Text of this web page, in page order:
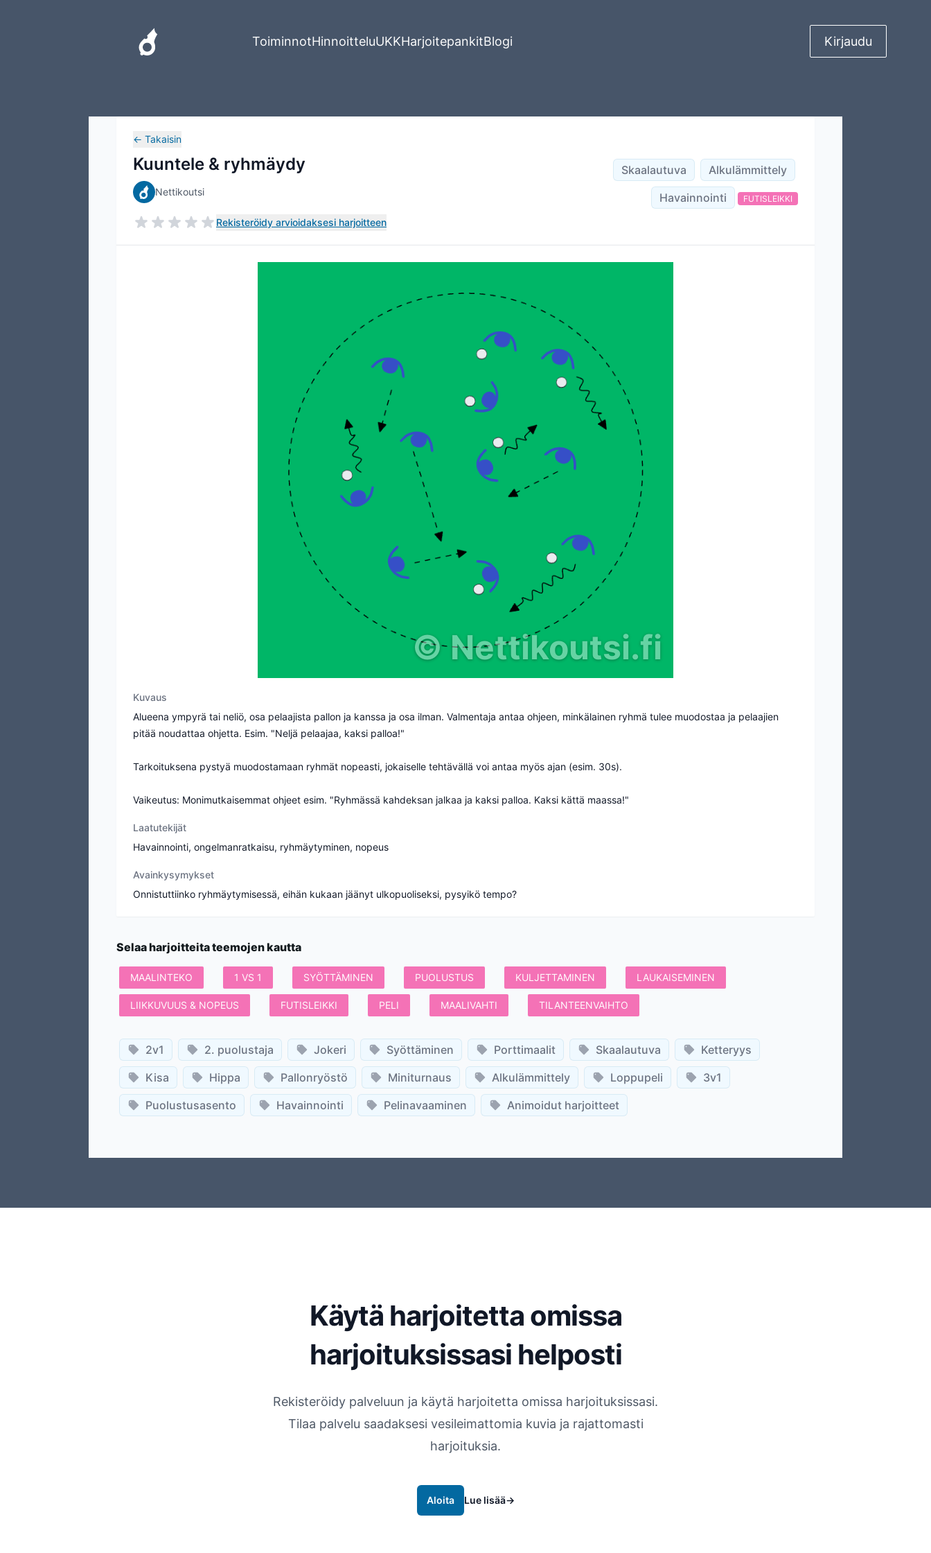
ToiminnotHinnoitteluUKKHarjoitepankitBlogi Kirjaudu
← Takaisin
Kuuntele & ryhmäydy
Nettikoutsi
Rekisteröidy arvioidaksesi harjoitteen
Skaalautuva
Alkulämmittely
Havainnointi
FUTISLEIKKI
©Nettikoutsi.fi
Kuvaus
Alueena ympyrä tai neliö, osa pelaajista pallon ja kanssa ja osa ilman. Valmentaja antaa ohjeen, minkälainen ryhmä tulee muodostaa ja pelaajien
pitää noudattaa ohjetta. Esim. "Neljä pelaajaa, kaksi palloa!"
Tarkoituksena pystyä muodostamaan ryhmät nopeasti, jokaiselle tehtävällä voi antaa myös ajan (esim. 30s).
Vaikeutus: Monimutkaisemmat ohjeet esim. "Ryhmässä kahdeksan jalkaa ja kaksi palloa. Kaksi kättä maassa!"
Laatutekijät
Havainnointi, ongelmanratkaisu, ryhmäytyminen, nopeus
Avainkysymykset
Onnistuttiinko ryhmäytymisessä, eihän kukaan jäänyt ulkopuoliseksi, pysyikö tempo?
Selaa harjoitteita teemojen kautta
MAALINTEKO 1 VS 1 SYÖTTÄMINEN PUOLUSTUS KULJETTAMINEN LAUKAISEMINEN
LIIKKUVUUS & NOPEUS FUTISLEIKKI PELI MAALIVAHTI TILANTEENVAIHTO
2v1 2. puolustaja Jokeri Syöttäminen Porttimaalit Skaalautuva
Ketteryys
Kisa
Hippa Pallonryöstö Miniturnaus Alkulämmittely Loppupeli
3v1
Puolustusasento
Havainnointi Pelinavaaminen Animoidut harjoitteet
Käytä harjoitetta omissa
harjoituksissasi helposti
Rekisteröidy palveluun ja käytä harjoitetta omissa harjoituksissasi.
Tilaa palvelu saadaksesi vesileimattomia kuvia ja rajattomasti
harjoituksia.
Aloita Lue lisää→